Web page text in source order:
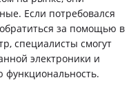
Если потребовался
за помощью в
специалисты смогут
электроники и